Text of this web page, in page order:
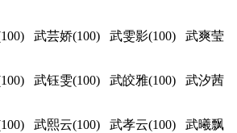
武芸娇(100) 武雯影(100) 武爽莹
武钰雯(100) 武皎雅(100) 武汐茜
武熙云(100) 武孝云(100) 武曦飘